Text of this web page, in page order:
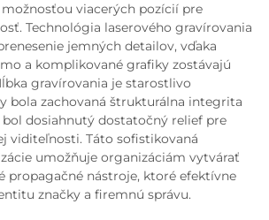
viacerých pozícií pre
Technológia laserového gravírovania
jemných detailov, vďaka
a komplikované grafiky zostávajú
gravírovania je starostlivo
bola zachovaná štrukturálna integrita
bol dosiahnutý dostatočný relief pre
viditeľnosti. Táto sofistikovaná
umožňuje organizáciám vytvárať
propagačné nástroje, ktoré efektívne
značky a firemnú správu.